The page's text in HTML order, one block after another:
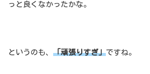
っと良くなかったかな。
というのも、 「頑張りすぎ」ですね。